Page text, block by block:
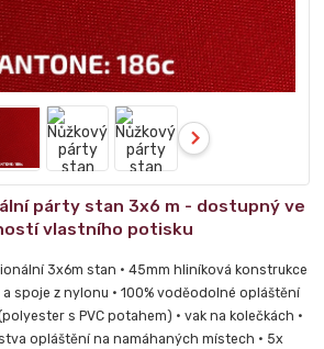
párty stan 3x6 m - dostupný ve
vlastního potisku
3x6m stan • 45mm hliníková konstrukce
a spoje z nylonu • 100% voděodolné opláštění
s PVC potahem) • vak na kolečkách •
opláštění na namáhaných místech • 5x